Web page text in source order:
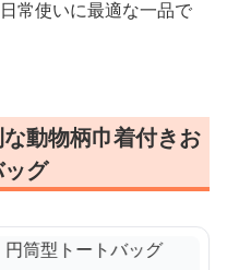
常使いに最適な一品で
動物柄巾着付きお
グ